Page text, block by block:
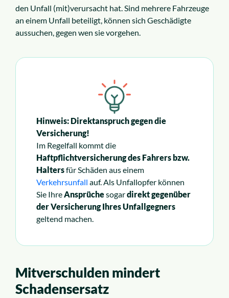
den Unfall (mit)verursacht hat. Sind mehrere Fahrzeuge
an einem Unfall beteiligt, können sich Geschädigte
aussuchen, gegen wen sie vorgehen.
Hinweis: Direktanspruch gegen die
Versicherung!
Im Regelfall kommt die
Haftpflichtversicherung des Fahrers bzw.
Haltersfür Schäden aus einem
Verkehrsunfall auf. Als Unfallopfer können
Sie IhreAnsprüchesogardirekt gegenüber
der Versicherung Ihres Unfallgegners
geltend machen.
Mitverschulden mindert
Schadensersatz